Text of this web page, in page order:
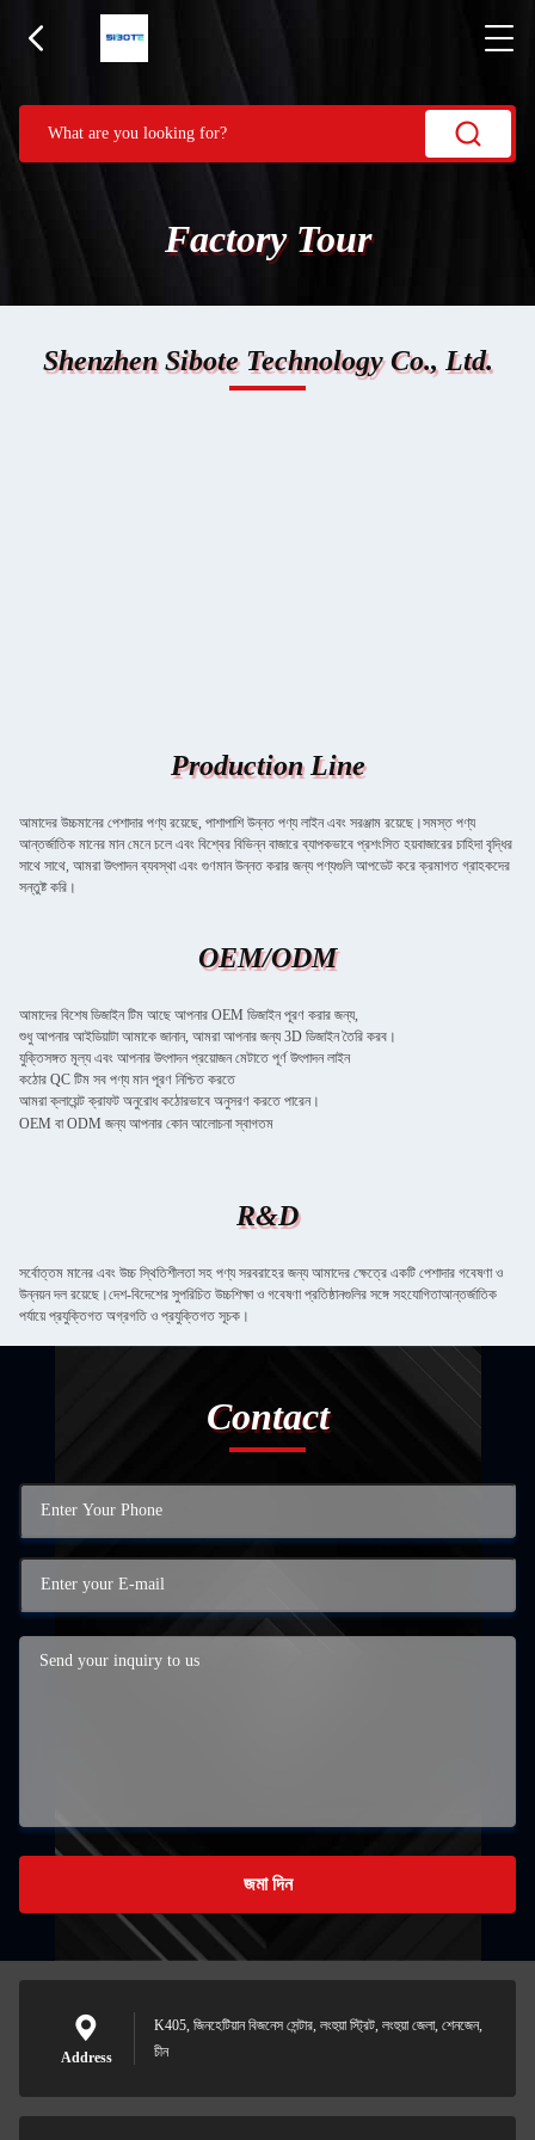
Factory Tour
Shenzhen Sibote Technology Co., Ltd.
Production Line
আমাদের উচ্চমানের পেশাদার পণ্য রয়েছে, পাশাপাশি উন্নত পণ্য লাইন এবং সরঞ্জাম রয়েছে।সমস্ত পণ্য
আন্তর্জাতিক মানের মান মেনে চলে এবং বিশ্বের বিভিন্ন বাজারে ব্যাপকভাবে প্রশংসিত হয়বাজারের চাহিদা বৃদ্ধির
সাথে সাথে, আমরা উৎপাদন ব্যবস্থা এবং গুণমান উন্নত করার জন্য পণ্যগুলি আপডেট করে ক্রমাগত গ্রাহকদের
সন্তুষ্ট করি।
OEM/ODM
আমাদের বিশেষ ডিজাইন টিম আছে আপনার OEM ডিজাইন পূরণ করার জন্য,
শুধু আপনার আইডিয়াটা আমাকে জানান, আমরা আপনার জন্য 3D ডিজাইন তৈরি করব।
যুক্তিসঙ্গত মূল্য এবং আপনার উৎপাদন প্রয়োজন মেটাতে পূর্ণ উৎপাদন লাইন
কঠোর QC টিম সব পণ্য মান পূরণ নিশ্চিত করতে
আমরা ক্লায়েন্ট ক্রাফট অনুরোধ কঠোরভাবে অনুসরণ করতে পারেন।
OEM বা ODM জন্য আপনার কোন আলোচনা স্বাগতম
R&D
সর্বোত্তম মানের এবং উচ্চ স্থিতিশীলতা সহ পণ্য সরবরাহের জন্য আমাদের ক্ষেত্রে একটি পেশাদার গবেষণা ও
উন্নয়ন দল রয়েছে।দেশ-বিদেশের সুপরিচিত উচ্চশিক্ষা ও গবেষণা প্রতিষ্ঠানগুলির সঙ্গে সহযোগিতাআন্তর্জাতিক
পর্যায়ে প্রযুক্তিগত অগ্রগতি ও প্রযুক্তিগত সূচক।
Contact
জমা দিন
Address
K405, জিনহেটিয়ান বিজনেস সেন্টার, লংহুয়া স্ট্রিট, লংহুয়া জেলা, শেনজেন,
চীন